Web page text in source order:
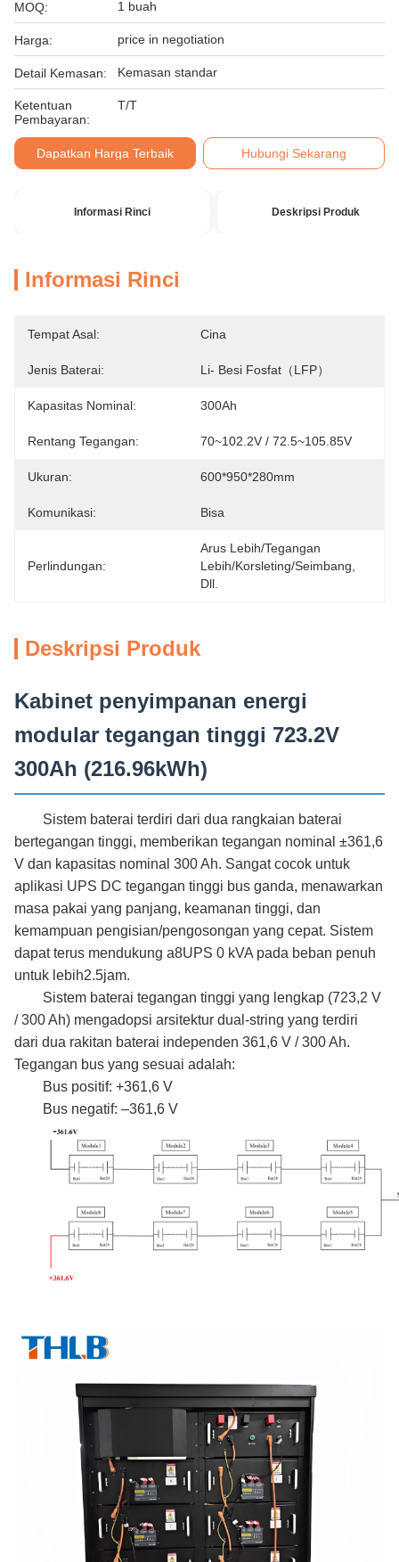
MOQ: 1 buah
Harga: price in negotiation
Detail Kemasan: Kemasan standar
Ketentuan
Pembayaran:
T/T
Dapatkan Harga Terbaik Hubungi Sekarang
Informasi Rinci Deskripsi Produk
Informasi Rinci
Tempat Asal: Cina
Jenis Baterai: Li- Besi Fosfat（LFP）
Kapasitas Nominal: 300Ah
Rentang Tegangan: 70~102.2V / 72.5~105.85V
Ukuran: 600*950*280mm
Komunikasi: Bisa
Perlindungan:
Arus Lebih/tegangan
Lebih/korsleting/seimbang,
Dll.
Deskripsi Produk
Kabinet penyimpanan energi
modular tegangan tinggi 723.2V
300Ah (216.96kWh)
Sistem baterai terdiri dari dua rangkaian baterai
bertegangan tinggi, memberikan tegangan nominal ±361,6
V dan kapasitas nominal 300 Ah. Sangat cocok untuk
aplikasi UPS DC tegangan tinggi bus ganda, menawarkan
masa pakai yang panjang, keamanan tinggi, dan
kemampuan pengisian/pengosongan yang cepat. Sistem
dapat terus mendukung a8UPS 0 kVA pada beban penuh
untuk lebih2.5jam.
Sistem baterai tegangan tinggi yang lengkap (723,2 V
/ 300 Ah) mengadopsi arsitektur dual-string yang terdiri
dari dua rakitan baterai independen 361,6 V / 300 Ah.
Tegangan bus yang sesuai adalah:
Bus positif: +361,6 V
Bus negatif: –361,6 V